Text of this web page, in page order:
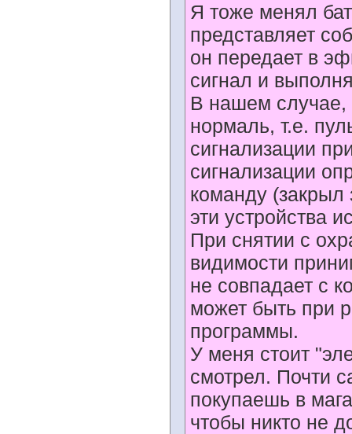
Я тоже менял
представляет
он передает в
сигнал и
В нашем случае,
нормаль, т.е.
сигнализации
сигнализации
команду (закрыл
эти устройства
При снятии с
видимости
не совпадает с
может быть при
программы.
У меня стоит
смотрел. Почти
покупаешь в
чтобы никто не